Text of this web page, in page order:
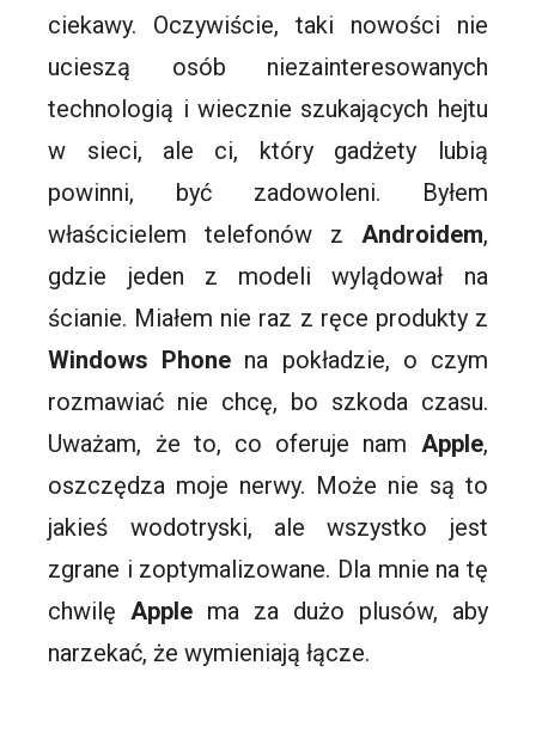
ciekawy. Oczywiście, taki nowości nie
ucieszą osób niezainteresowanych
technologią i wiecznie szukających hejtu
w sieci, ale ci, który gadżety lubią
powinni, być zadowoleni. Byłem
właścicielem telefonów z Androidem,
gdzie jeden z modeli wylądował na
ścianie. Miałem nie raz z ręce produkty z
Windows Phone na pokładzie, o czym
rozmawiać nie chcę, bo szkoda czasu.
Uważam, że to, co oferuje nam Apple,
oszczędza moje nerwy. Może nie są to
jakieś wodotryski, ale wszystko jest
zgrane i zoptymalizowane. Dla mnie na tę
chwilęApple ma za dużo plusów, aby
narzekać, że wymieniają łącze.